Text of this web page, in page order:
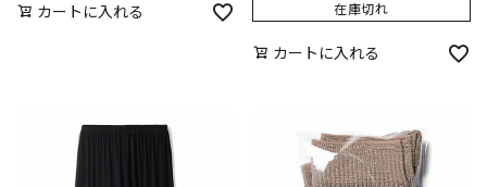
カートに入れる
在庫切れ
カートに入れる